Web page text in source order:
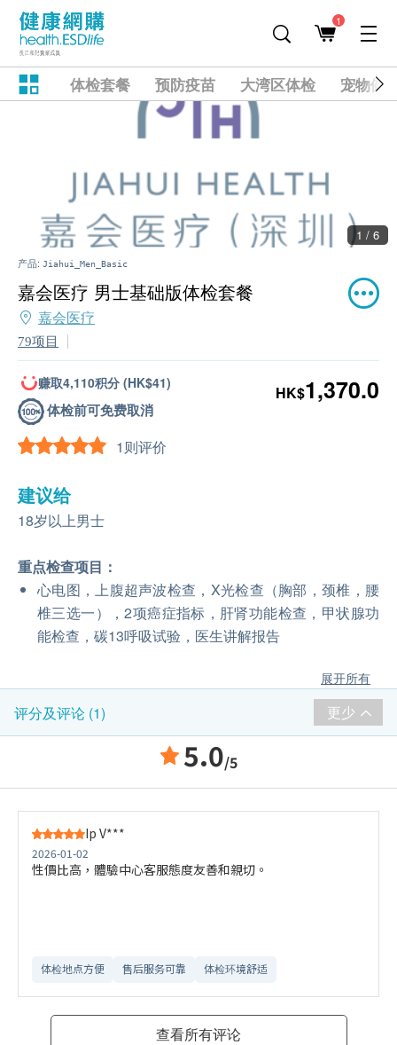
1
体检套餐 预防疫苗 大湾区体检 宠物健
1 / 6
产品: Jiahui_Men_Basic
嘉会医疗 男士基础版体检套餐
嘉会医疗
79项目
赚取4,110积分 (HK$41)
体检前可免费取消
1则评价
HK$1,370.0
建议给
18岁以上男士
重点检查项目：
心电图，上腹超声波检查，X光检查（胸部，颈椎，腰
椎三选一），2项癌症指标，肝肾功能检查，甲状腺功
能检查，碳13呼吸试验，医生讲解报告
展开所有
评分及评论 (1) 更少
5.0/5
Ip V***
2026-01-02
性價比高，體驗中心客服態度友善和親切。
体检地点方便 售后服务可靠​ 体检环境舒适​
查看所有评论